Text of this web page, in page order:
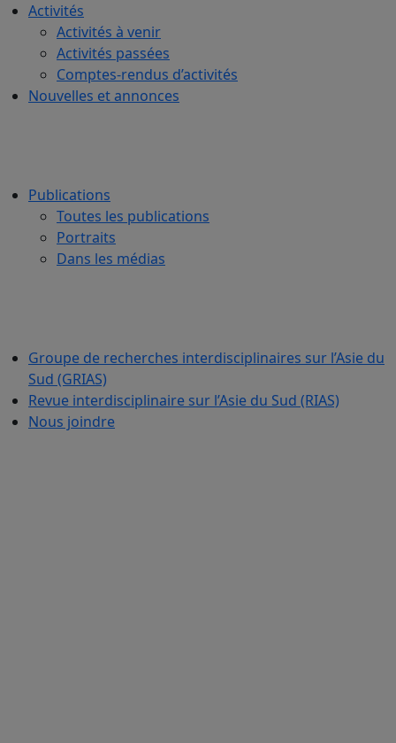
Activités
Activités à venir
Activités passées
Comptes-rendus d’activités
Nouvelles et annonces
Publications
Toutes les publications
Portraits
Dans les médias
Groupe de recherches interdisciplinaires sur l’Asie du
Sud (GRIAS)
Revue interdisciplinaire sur l’Asie du Sud (RIAS)
Nous joindre